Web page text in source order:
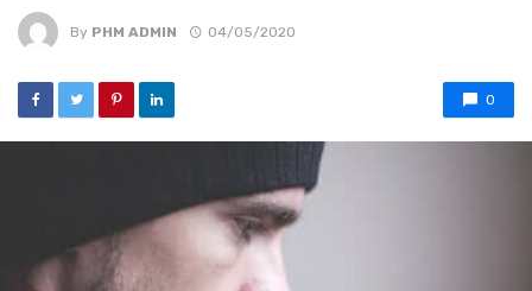
By PHM ADMIN 04/05/2020
0